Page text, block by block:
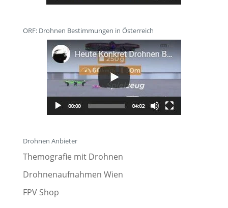
ORF: Drohnen Bestimmungen in Österreich
Drohnen Anbieter
Themografie mit Drohnen
Drohnenaufnahmen Wien
FPV Shop